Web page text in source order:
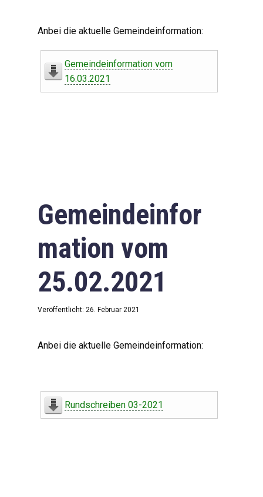
Leben in Oberdorf
Downloads
Impressum
Datenschutzerklärung
Anbei die aktuelle Gemeindeinformation:
Gemeindeinformation vom
16.03.2021
Gemeindeinfor
mation vom
25.02.2021
Veröffentlicht: 26. Februar 2021
Anbei die aktuelle Gemeindeinformation:
Rundschreiben 03-2021